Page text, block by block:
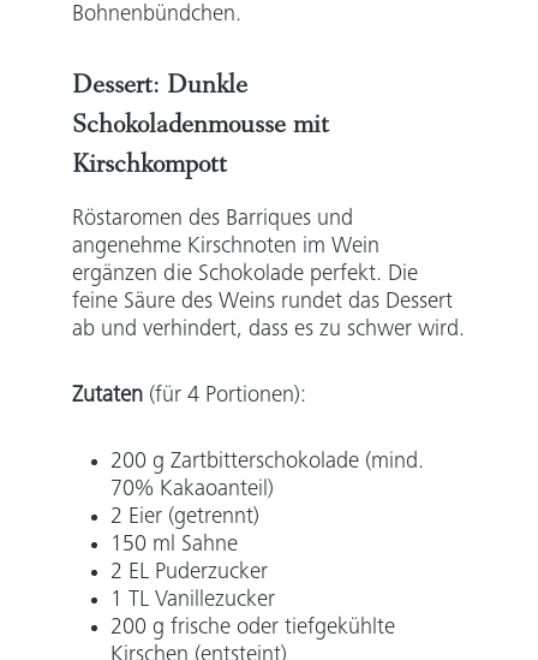
Bohnenbündchen.
Dessert: Dunkle
Schokoladenmousse mit
Kirschkompott
Röstaromen des Barriques und
angenehme Kirschnoten im Wein
ergänzen die Schokolade perfekt. Die
feine Säure des Weins rundet das Dessert
ab und verhindert, dass es zu schwer wird.
Zutaten (für 4 Portionen):
200 g Zartbitterschokolade (mind.
70% Kakaoanteil)
2 Eier (getrennt)
150 ml Sahne
2 EL Puderzucker
1 TL Vanillezucker
200 g frische oder tiefgekühlte